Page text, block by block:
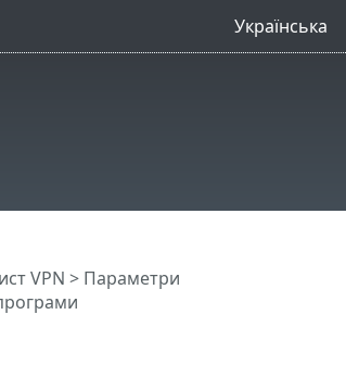
Українська
VPN > Параметри